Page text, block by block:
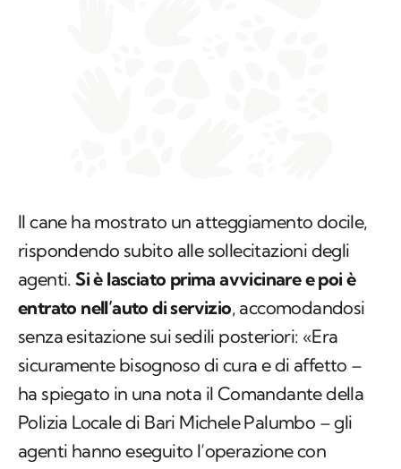
Il cane ha mostrato un atteggiamento docile,
rispondendo subito alle sollecitazioni degli
agenti.Si è lasciato prima avvicinare e poi è
entrato nell’auto di servizio, accomodandosi
senza esitazione sui sedili posteriori: «Era
sicuramente bisognoso di cura e di affetto –
ha spiegato in una nota il Comandante della
Polizia Locale di Bari Michele Palumbo – gli
agenti hanno eseguito l’operazione con